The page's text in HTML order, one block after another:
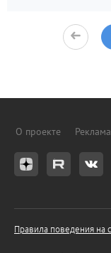
О проекте Реклама
Правила поведения на